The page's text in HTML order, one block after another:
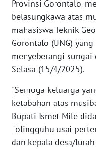
Provinsi Gorontalo,
belasungkawa atas
mahasiswa Teknik
Gorontalo (UNG)
menyeberangi
Selasa (15/4/2025).
"Semoga keluarga
ketabahan atas
Bupati Ismet Mile
Tolingguhu usai
dan kepala desa/
DISCLAIMER
News
Regional
WN
SUMUT
WN
JAKARTA